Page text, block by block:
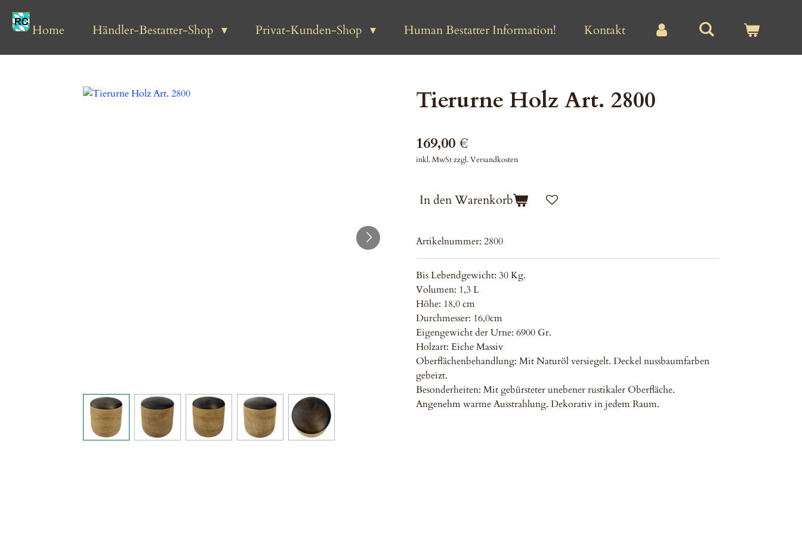
Zum
Hauptinhalt
Home Händler-Bestatter-Shop Privat-Kunden-Shop Human Bestatter Information! Kontakt
Tierurne Holz Art. 2800
169,00 €
inkl. MwSt zzgl. Versandkosten
In den Warenkorb
Artikelnummer: 2800
Bis Lebendgewicht: 30 Kg.
Volumen: 1,3 L
Höhe: 18,0 cm
Durchmesser: 16,0cm
Eigengewicht der Urne: 6900 Gr.
Holzart: Eiche Massiv
Oberflächenbehandlung: Mit Naturöl versiegelt. Deckel nussbaumfarben
gebeizt.
Besonderheiten: Mit gebürsteter unebener rustikaler Oberfläche.
Angenehm warme Ausstrahlung. Dekorativ in jedem Raum.